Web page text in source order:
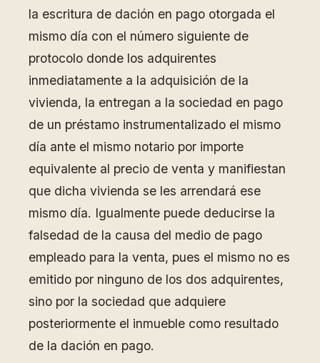
la escritura de dación en pago otorgada el
mismo día con el número siguiente de
protocolo donde los adquirentes
inmediatamente a la adquisición de la
vivienda, la entregan a la sociedad en pago
de un préstamo instrumentalizado el mismo
día ante el mismo notario por importe
equivalente al precio de venta y manifiestan
que dicha vivienda se les arrendará ese
mismo día. Igualmente puede deducirse la
falsedad de la causa del medio de pago
empleado para la venta, pues el mismo no es
emitido por ninguno de los dos adquirentes,
sino por la sociedad que adquiere
posteriormente el inmueble como resultado
de la dación en pago.